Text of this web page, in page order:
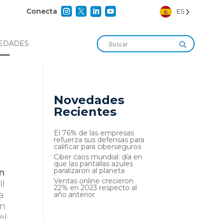
Conecta     ES
Novedades
Recientes
El 76% de las empresas
refuerza sus defensas para
calificar para ciberseguros
Ciber caos mundial: día en
que las pantallas azules
paralizaron al planeta
Ventas online crecieron
22% en 2023 respecto al
año anterior